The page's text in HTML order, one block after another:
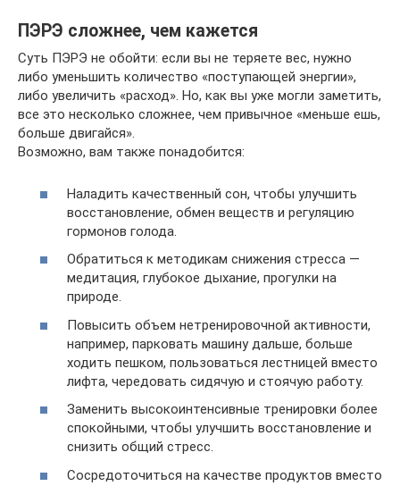
ПЭРЭ сложнее, чем кажется
Суть ПЭРЭ не обойти: если вы не теряете вес, нужно
либо уменьшить количество «поступающей энергии»,
либо увеличить «расход». Но, как вы уже могли заметить,
все это несколько сложнее, чем привычное «меньше ешь,
больше двигайся».
Возможно, вам также понадобится:
Наладить качественный сон, чтобы улучшить
восстановление, обмен веществ и регуляцию
гормонов голода.
Обратиться к методикам снижения стресса —
медитация, глубокое дыхание, прогулки на
природе.
Повысить объем нетренировочной активности,
например, парковать машину дальше, больше
ходить пешком, пользоваться лестницей вместо
лифта, чередовать сидячую и стоячую работу.
Заменить высокоинтенсивные тренировки более
спокойными, чтобы улучшить восстановление и
снизить общий стресс.
Сосредоточиться на качестве продуктов вместо